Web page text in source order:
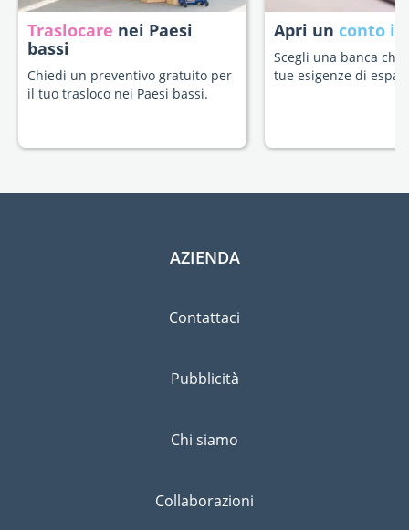
Traslocare nei Paesi
bassi
Chiedi un preventivo gratuito per
il tuo trasloco nei Paesi bassi.
Apri un conto
Scegli una banca che
tue esigenze di
AZIENDA
Contattaci
Pubblicità
Chi siamo
Collaborazioni